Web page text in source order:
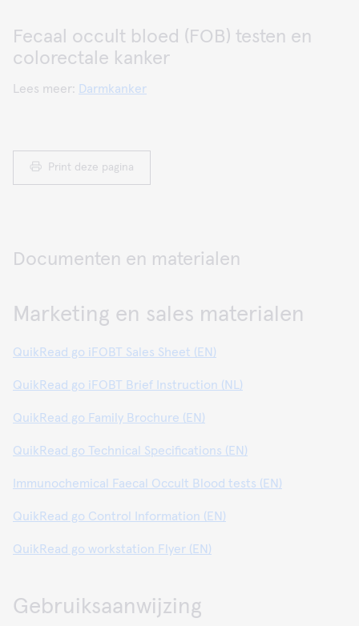
Fecaal occult bloed (FOB) testen en
colorectale kanker
Lees meer: Darmkanker
Print deze pagina
Documenten en materialen
Marketing en sales materialen
QuikRead go iFOBT Sales Sheet (EN)
QuikRead go iFOBT Brief Instruction (NL)
QuikRead go Family Brochure (EN)
QuikRead go Technical Specifications (EN)
Immunochemical Faecal Occult Blood tests (EN)
QuikRead go Control Information (EN)
QuikRead go workstation Flyer (EN)
Gebruiksaanwijzing